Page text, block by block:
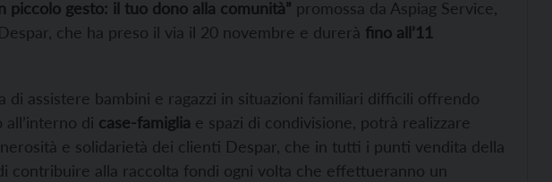
piccolo gesto: il tuo dono alla comunità” promossa da Aspiag Service,
che ha preso il via il 20 novembre e durerà fino all’11
di assistere bambini e ragazzi in situazioni familiari difficili offrendo
all’interno di case-famiglia e spazi di condivisione, potrà realizzare
e solidarietà dei clienti Despar, che in tutti i punti vendita della
contribuire alla raccolta fondi ogni volta che effettueranno un